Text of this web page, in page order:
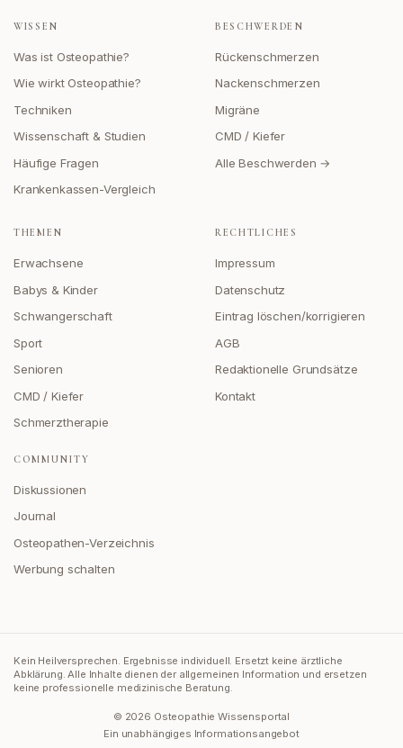
WISSEN
Was ist Osteopathie?
Wie wirkt Osteopathie?
Techniken
Wissenschaft & Studien
Häufige Fragen
Krankenkassen-Vergleich
BESCHWERDEN
Rückenschmerzen
Nackenschmerzen
Migräne
CMD / Kiefer
Alle Beschwerden →
THEMEN
Erwachsene
Babys & Kinder
Schwangerschaft
Sport
Senioren
CMD / Kiefer
Schmerztherapie
COMMUNITY
Diskussionen
Journal
Osteopathen-Verzeichnis
Werbung schalten
RECHTLICHES
Impressum
Datenschutz
Eintrag löschen/korrigieren
AGB
Redaktionelle Grundsätze
Kontakt
Kein Heilversprechen. Ergebnisse individuell. Ersetzt keine ärztliche
Abklärung. Alle Inhalte dienen der allgemeinen Information und ersetzen
keine professionelle medizinische Beratung.
© 2026 Osteopathie Wissensportal
Ein unabhängiges Informationsangebot